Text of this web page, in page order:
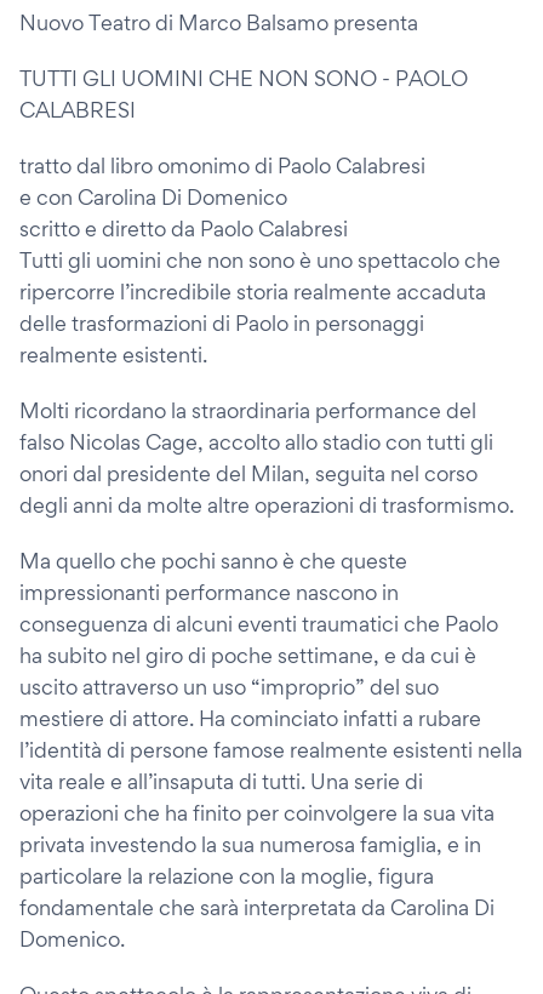
Nuovo Teatro di Marco Balsamo presenta
TUTTI GLI UOMINI CHE NON SONO - PAOLO
CALABRESI
tratto dal libro omonimo di Paolo Calabresi
e con Carolina Di Domenico
scritto e diretto da Paolo Calabresi
Tutti gli uomini che non sono è uno spettacolo che
ripercorre l’incredibile storia realmente accaduta
delle trasformazioni di Paolo in personaggi
realmente esistenti.
Molti ricordano la straordinaria performance del
falso Nicolas Cage, accolto allo stadio con tutti gli
onori dal presidente del Milan, seguita nel corso
degli anni da molte altre operazioni di trasformismo.
Ma quello che pochi sanno è che queste
impressionanti performance nascono in
conseguenza di alcuni eventi traumatici che Paolo
ha subito nel giro di poche settimane, e da cui è
uscito attraverso un uso “improprio” del suo
mestiere di attore. Ha cominciato infatti a rubare
l’identità di persone famose realmente esistenti nella
vita reale e all’insaputa di tutti. Una serie di
operazioni che ha finito per coinvolgere la sua vita
privata investendo la sua numerosa famiglia, e in
particolare la relazione con la moglie, figura
fondamentale che sarà interpretata da Carolina Di
Domenico.